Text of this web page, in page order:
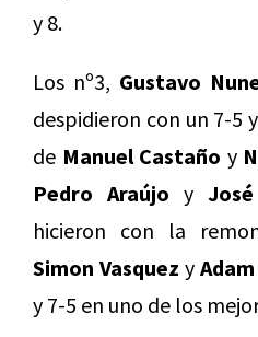
y 8.
Los nº3, Gustavo
despidieron con un 7-5
de Manuel Castaño y
Pedro Araújo y
hicieron con la
Simon Vasquez y
y 7-5 en uno de los